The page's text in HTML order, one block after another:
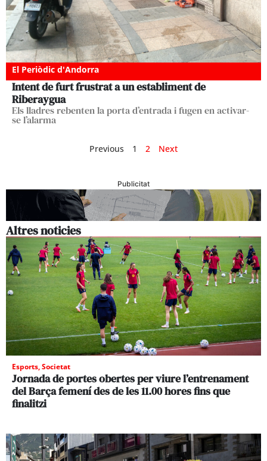
El Periòdic d'Andorra
Intent de furt frustrat a un establiment de
Riberaygua
Els lladres rebenten la porta d’entrada i fugen en activar-
se l’alarma
Previous 1 2 Next
Publicitat
Altres noticies
Esports,Societat
Jornada de portes obertes per viure l’entrenament
del Barça femení des de les 11.00 hores fins que
finalitzi